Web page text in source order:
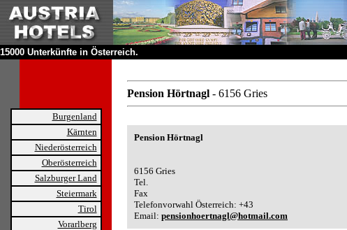
15000 Unterkünfte in Österreich.
Burgenland
Kärnten
Niederösterreich
Oberösterreich
Salzburger Land
Steiermark
Tirol
Vorarlberg
Pension Hörtnagl - 6156 Gries
Pension Hörtnagl
6156 Gries
Tel.
Fax
Telefonvorwahl Österreich: +43
Email: pensionhoertnagl@hotmail.com